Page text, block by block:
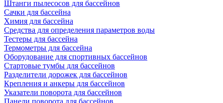
Штанги пылесосов для бассейнов
Сачки для бассейна
Химия для бассейна
Средства для определения параметров воды
Тестеры для бассейна
Термометры для бассейна
Оборудование для спортивных бассейнов
Стартовые тумбы для бассейнов
Разделители дорожек для бассейнов
Крепления и анкеры для бассейнов
Указатели поворота для бассейнов
Панели поворота для бассейнов